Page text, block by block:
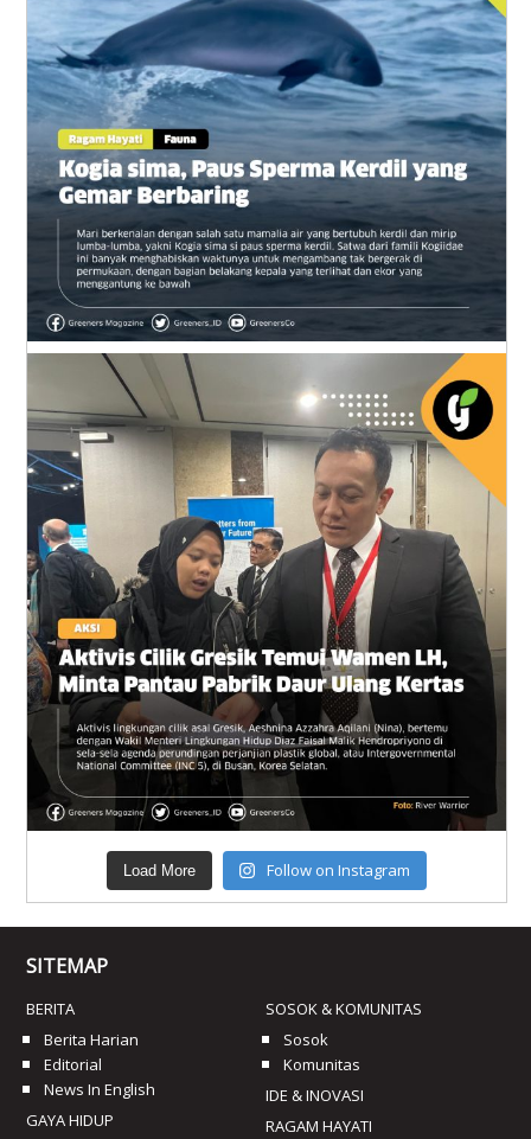
Load More Follow on Instagram
SITEMAP
BERITA
Berita Harian
Editorial
News In English
GAYA HIDUP
SOSOK & KOMUNITAS
Sosok
Komunitas
IDE & INOVASI
RAGAM HAYATI